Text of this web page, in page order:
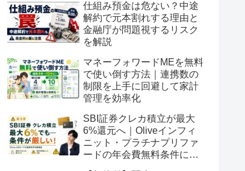
仕組み預金は危ない？中途
解約で元本割れする理由と
金融庁が問題視するリスク
を解説
マネーフォワードMEを無料
で使い倒す方法｜連携数の
制限を上手に回避して家計
管理を効率化
SBI証券クレカ積立が最大
6%還元へ｜Oliveインフィ
ニット・プラチナプリファ
ードの年会費無料条件に注